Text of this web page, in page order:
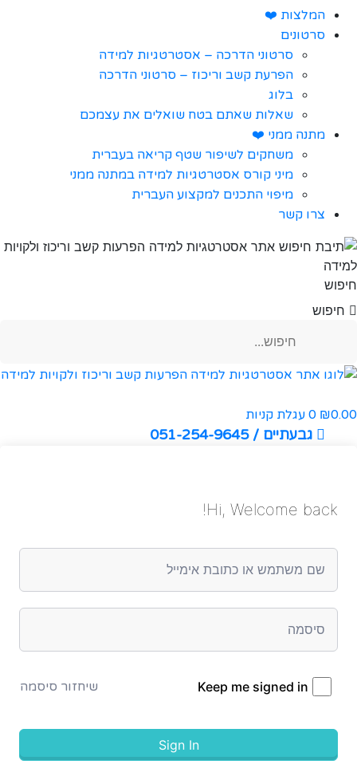
המלצות ❤️
סרטונים
סרטוני הדרכה – אסטרטגיות למידה
הפרעת קשב וריכוז – סרטוני הדרכה
בלוג
שאלות שאתם בטח שואלים את עצמכם
מתנה ממני ❤️
משחקים לשיפור שטף קריאה בעברית
מיני קורס אסטרטגיות למידה במתנה ממני
מיפוי התכנים למקצוע העברית
צרו קשר
חיפוש
חיפוש
₪0.00
0 עגלת קניות
גבעתיים / 051-254-9645
Hi, Welcome back!
Keep me signed in שיחזור סיסמה
Sign In